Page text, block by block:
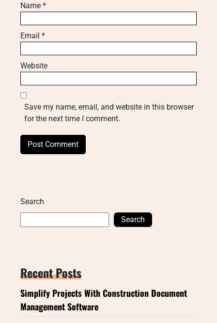
Name *
Email *
Website
Save my name, email, and website in this browser
for the next time I comment.
Search
Search
Recent Posts
Simplify Projects With Construction Document
Management Software